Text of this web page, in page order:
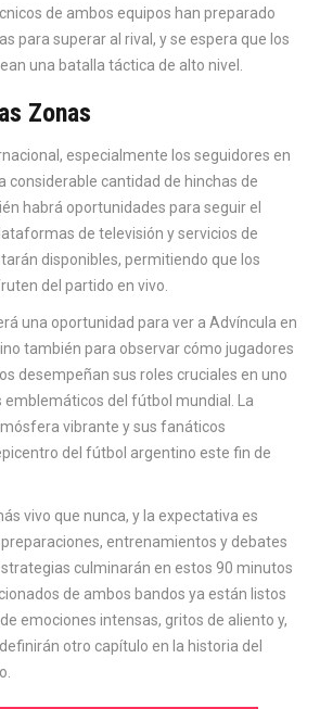
de ambos equipos han preparado
para superar al rival, y se espera que los
una batalla táctica de alto nivel.
Zonas
especialmente los seguidores en
considerable cantidad de hinchas de
habrá oportunidades para seguir el
de televisión y servicios de
disponibles, permitiendo que los
del partido en vivo.
una oportunidad para ver a Advíncula en
también para observar cómo jugadores
desempeñan sus roles cruciales en uno
emblemáticos del fútbol mundial. La
vibrante y sus fanáticos
del fútbol argentino este fin de
vivo que nunca, y la expectativa es
entrenamientos y debates
culminarán en estos 90 minutos
de ambos bandos ya están listos
emociones intensas, gritos de aliento y,
otro capítulo en la historia del